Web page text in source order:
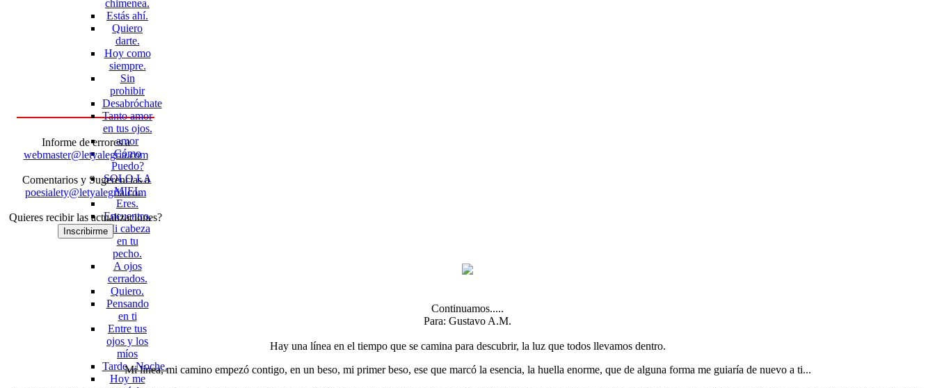
chimenea.
Estás ahí.
Quiero
darte.
Hoy como
siempre.
Sin
prohibir
Desabróchate
Tanto amor
en tus ojos.
amor
Cómo
Puedo?
SOLO LA
MIEL
Eres.
Encuentro.
Mi cabeza
en tu
pecho.
A ojos
cerrados.
Quiero.
Pensando
en ti
Entre tus
ojos y los
míos
Tarde...Noche.
Hoy me
Informe de errores a
webmaster@letyalegria.com
Comentarios y Sugerencias a
poesialety@letyalegria.com
Quieres recibir las actualizaciones?
Inscribirme
Continuamos.....
Para: Gustavo A.M.
Hay una línea en el tiempo que se camina para descubrir, la luz que todos llevamos dentro.
Mi línea, mi camino empezó contigo, en un beso, mi primer beso, ese que marcó la esencia, la huella enorme, que de alguna forma me guiaría de nuevo a ti...